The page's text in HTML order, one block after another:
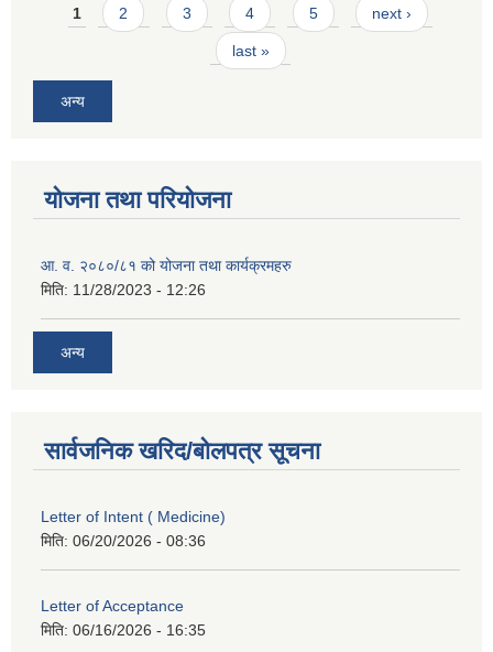
Pages
1 2 3 4 5 next ›
last »
अन्य
योजना तथा परियोजना
आ. व. २०८०/८१ को योजना तथा कार्यक्रमहरु
मिति: 11/28/2023 - 12:26
अन्य
सार्वजनिक खरिद/बोलपत्र सूचना
Letter of Intent ( Medicine)
मिति: 06/20/2026 - 08:36
Letter of Acceptance
मिति: 06/16/2026 - 16:35